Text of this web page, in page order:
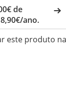
de
ano.
este produto na